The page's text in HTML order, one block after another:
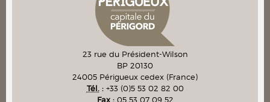
23 rue du Président-Wilson
BP 20130
24005 Périgueux cedex (France)
Tél.: +33 (0)5 53 02 82 00
Fax : 05 53 07 09 52